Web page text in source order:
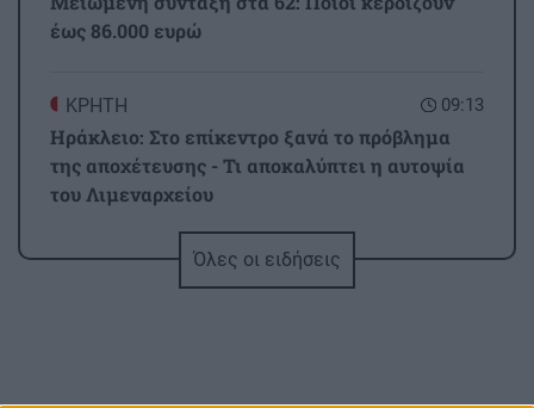
έως 86.000 ευρώ
09:13
ΚΡΗΤΗ
Ηράκλειο: Στο επίκεντρο ξανά το πρόβλημα
της αποχέτευσης - Τι αποκαλύπτει η αυτοψία
του Λιμεναρχείου
GOSSIP - LIFESTYLEΌλες οι ειδήσεις